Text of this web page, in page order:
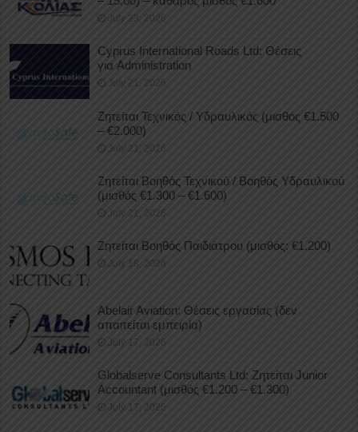
July 23, 2026
Cyprus International Roads Ltd: Θέσεις
για Administration
July 21, 2026
Ζητείται Τεχνικός / Υδραυλικός (μισθός €1.500
– €2.000)
July 21, 2026
Ζητείται Βοηθός Τεχνικού / Βοηθός Υδραυλικού
(μισθός €1.300 – €1.600)
July 21, 2026
Ζητείται Βοηθός Παιδιάτρου (μισθός: €1.200)
July 18, 2026
Abelair Aviation: Θέσεις εργασίας (δεν
απαιτείται εμπειρία)
July 17, 2026
Globalserve Consultants Ltd: Ζητείται Junior
Accountant (μισθός €1.200 – €1.300)
July 17, 2026